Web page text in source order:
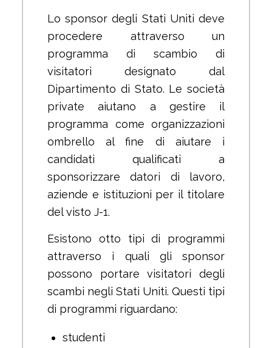
Lo sponsor degli Stati Uniti deve
procedere attraverso un
programma di scambio di
visitatori designato dal
Dipartimento di Stato. Le società
private aiutano a gestire il
programma come organizzazioni
ombrello al fine di aiutare i
candidati qualificati a
sponsorizzare datori di lavoro,
aziende e istituzioni per il titolare
del visto J-1.
Esistono otto tipi di programmi
attraverso i quali gli sponsor
possono portare visitatori degli
scambi negli Stati Uniti. Questi tipi
di programmi riguardano:
studenti